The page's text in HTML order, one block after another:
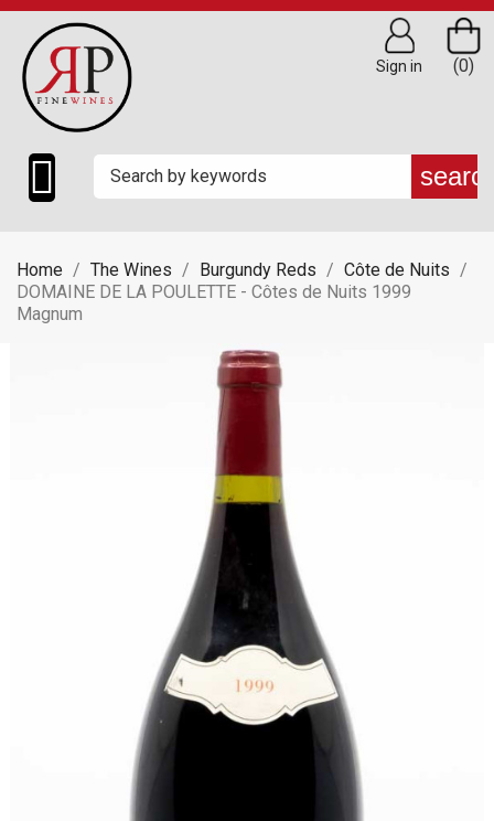

(0)
Sign in
Home The Wines Burgundy Reds
Côte de Nuits
DOMAINE DE LA POULETTE - Côtes de Nuits 1999
Magnum